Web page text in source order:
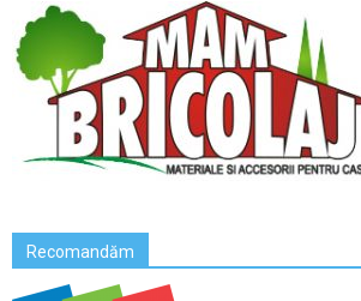
Recomandăm